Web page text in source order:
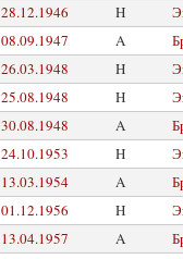
28.12.1946 H
08.09.1947 A
26.03.1948 H
25.08.1948 H
30.08.1948 A
24.10.1953 H
13.03.1954 A
01.12.1956 H
13.04.1957 A